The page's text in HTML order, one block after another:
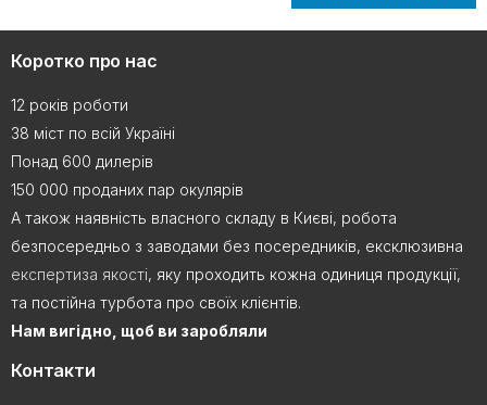
Коротко про нас
12 років роботи
38 міст по всій Україні
Понад 600 дилерів
150 000 проданих пар окулярів
А також наявність власного складу в Києві, робота
безпосередньо з заводами без посередників, ексклюзивна
експертиза якості, яку проходить кожна одиниця продукції,
та постійна турбота про своїх клієнтів.
Нам вигідно, щоб ви заробляли
Контакти